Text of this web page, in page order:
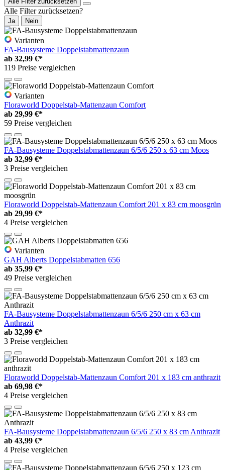
Alle Filter zurücksetzen?
Ja Nein
Varianten
FA-Bausysteme Doppelstabmattenzaun
ab 32,99 €*
119 Preise vergleichen
Varianten
Floraworld Doppelstab-Mattenzaun Comfort
ab 29,99 €*
59 Preise vergleichen
FA-Bausysteme Doppelstabmattenzaun 6/5/6 250 x 63 cm Moos
ab 32,99 €*
3 Preise vergleichen
Floraworld Doppelstab-Mattenzaun Comfort 201 x 83 cm moosgrün
ab 29,99 €*
4 Preise vergleichen
Varianten
GAH Alberts Doppelstabmatten 656
ab 35,99 €*
49 Preise vergleichen
FA-Bausysteme Doppelstabmattenzaun 6/5/6 250 cm x 63 cm
Anthrazit
ab 32,99 €*
3 Preise vergleichen
Floraworld Doppelstab-Mattenzaun Comfort 201 x 183 cm anthrazit
ab 69,98 €*
4 Preise vergleichen
FA-Bausysteme Doppelstabmattenzaun 6/5/6 250 x 83 cm Anthrazit
ab 43,99 €*
4 Preise vergleichen